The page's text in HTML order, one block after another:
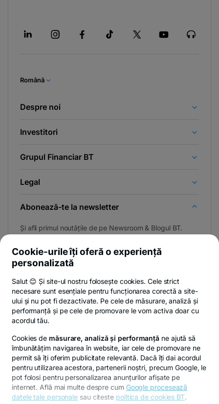
Română
Despre noi
Investitori
Grupul Financiar BT
Legal
Abonează-te la newsletter
Și afli primul noutățile de pe Newsroom & Blogul BT.
Privacy HubPolitica de confidențialitatePolitica de cookies
© Copyright 2026 Banca Transilvania. Toate drepturile
rezervate.
Cookie-urile îți oferă o experiență
personalizată
Salut 😊 Și site-ul nostru folosește cookies. Cele strict
necesare sunt esențiale pentru funcționarea corectă a site-
ului și nu pot fi dezactivate. Pe cele de măsurare, analiză și
performanță și pe cele de promovare le vom activa doar cu
acordul tău.
Cookies de măsurare, analiză și performanță ne ajută să
îmbunătățim navigarea în website, iar cele de promovare ne
permit să îți oferim publicitate relevantă. Dacă îți dai acordul
pentru utilizarea acestora, partenerii noștri, precum Google, le
pot folosi pentru personalizarea anunțurilor afișate pe
internet. Află mai multe despre cum Google procesează
datele tale personale sau citeste politica de cookies BT.